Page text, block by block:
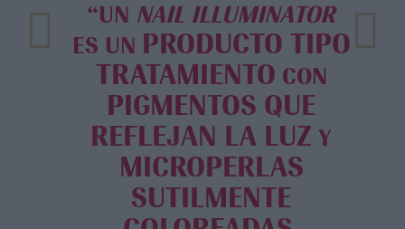
“UN NAIL ILLUMINATOR
ES UN PRODUCTO TIPO
TRATAMIENTO CON
PIGMENTOS QUE
REFLEJAN LA LUZ Y
MICROPERLAS
SUTILMENTE